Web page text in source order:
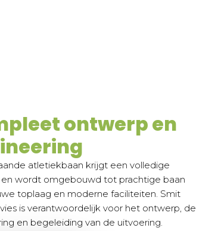
ontwerp en
atletiekbaan krijgt een volledige
en wordt omgebouwd tot prachtige baan
toplaag en moderne faciliteiten. Smit
is verantwoordelijk voor het ontwerp, de
en begeleiding van de uitvoering.